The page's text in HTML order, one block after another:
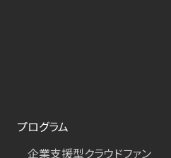
プログラム
企業支援型クラウドファン